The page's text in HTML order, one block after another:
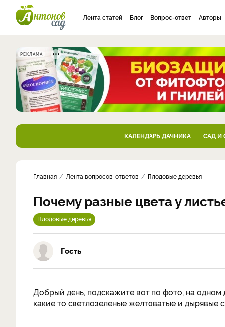
Лента статей Блог Вопрос-ответ Авторы
РЕКЛАМА
КАЛЕНДАРЬ ДАЧНИКА САД И
Главная Лента вопросов-ответов Плодовые деревья
Почему разные цвета у
Плодовые деревья
Гость
Добрый день, подскажите вот по фото, на одном
какие то светлозеленые желтоватые и дырявые